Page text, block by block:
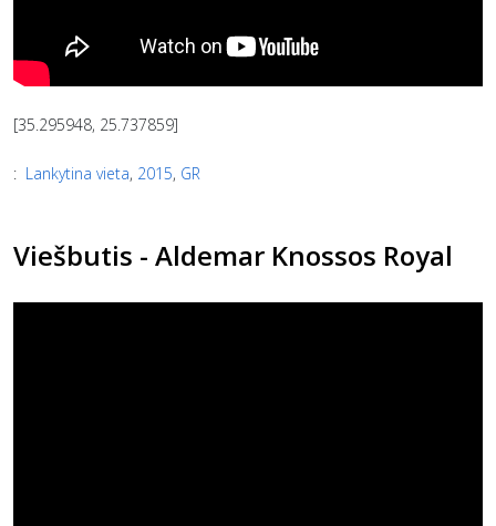
[35.295948, 25.737859]
: Lankytina vieta, 2015, GR
Viešbutis - Aldemar Knossos Royal